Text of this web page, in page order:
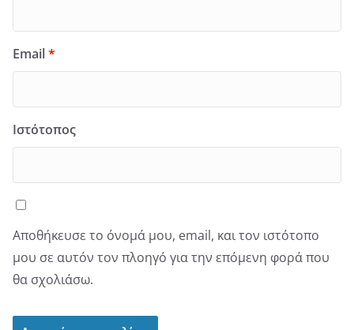
Email*
Ιστότοπος
Αποθήκευσε το όνομά μου, email, και τον ιστότοπο
μου σε αυτόν τον πλοηγό για την επόμενη φορά που
θα σχολιάσω.